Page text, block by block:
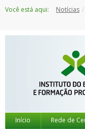
paraVocê está aqui: Notícias
Início Rede de